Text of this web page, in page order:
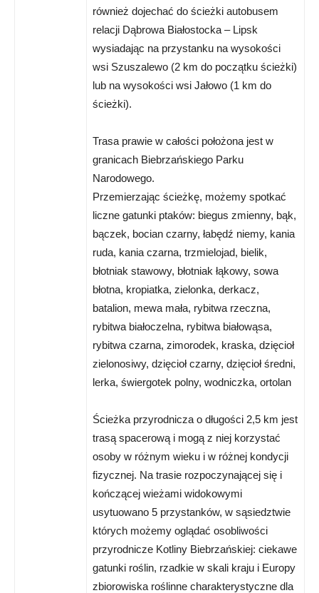
również dojechać do ścieżki autobusem
relacji Dąbrowa Białostocka – Lipsk
wysiadając na przystanku na wysokości
wsi Szuszalewo (2 km do początku ścieżki)
lub na wysokości wsi Jałowo (1 km do
ścieżki).
Trasa prawie w całości położona jest w
granicach Biebrzańskiego Parku
Narodowego.
Przemierzając ścieżkę, możemy spotkać
liczne gatunki ptaków: biegus zmienny, bąk,
bączek, bocian czarny, łabędź niemy, kania
ruda, kania czarna, trzmielojad, bielik,
błotniak stawowy, błotniak łąkowy, sowa
błotna, kropiatka, zielonka, derkacz,
batalion, mewa mała, rybitwa rzeczna,
rybitwa białoczelna, rybitwa białowąsa,
rybitwa czarna, zimorodek, kraska, dzięcioł
zielonosiwy, dzięcioł czarny, dzięcioł średni,
lerka, świergotek polny, wodniczka, ortolan
Ścieżka przyrodnicza o długości 2,5 km jest
trasą spacerową i mogą z niej korzystać
osoby w różnym wieku i w różnej kondycji
fizycznej. Na trasie rozpoczynającej się i
kończącej wieżami widokowymi
usytuowano 5 przystanków, w sąsiedztwie
których możemy oglądać osobliwości
przyrodnicze Kotliny Biebrzańskiej: ciekawe
gatunki roślin, rzadkie w skali kraju i Europy
zbiorowiska roślinne charakterystyczne dla